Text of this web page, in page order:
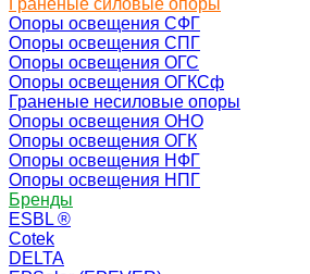
Граненые силовые опоры
Опоры освещения СФГ
Опоры освещения СПГ
Опоры освещения ОГС
Опоры освещения ОГКСф
Граненые несиловые опоры
Опоры освещения ОНО
Опоры освещения ОГК
Опоры освещения НФГ
Опоры освещения НПГ
Бренды
ESBL ®
Cotek
DELTA